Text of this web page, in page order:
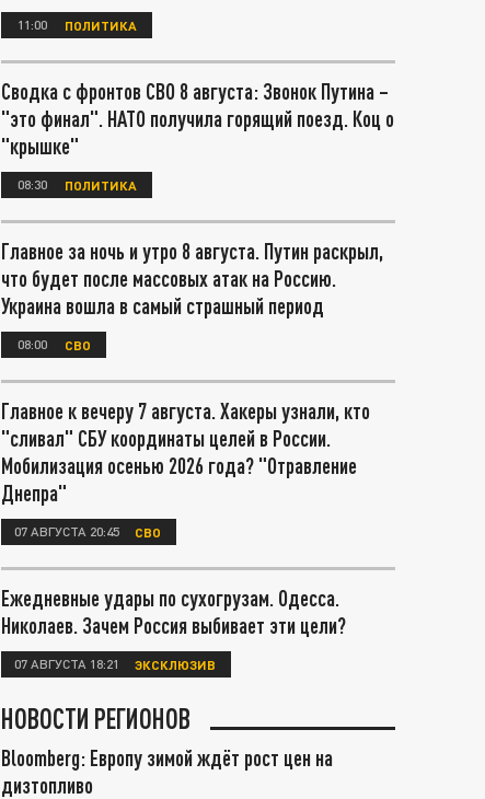
11:00 ПОЛИТИКА
Сводка с фронтов СВО 8 августа: Звонок Путина –
"это финал". НАТО получила горящий поезд. Коц о
"крышке"
08:30 ПОЛИТИКА
Главное за ночь и утро 8 августа. Путин раскрыл,
что будет после массовых атак на Россию.
Украина вошла в самый страшный период
08:00 СВО
Главное к вечеру 7 августа. Хакеры узнали, кто
"сливал" СБУ координаты целей в России.
Мобилизация осенью 2026 года? "Отравление
Днепра"
07 АВГУСТА 20:45 СВО
Ежедневные удары по сухогрузам. Одесса.
Николаев. Зачем Россия выбивает эти цели?
07 АВГУСТА 18:21 ЭКСКЛЮЗИВ
НОВОСТИ РЕГИОНОВ
Bloomberg: Европу зимой ждёт рост цен на
дизтопливо